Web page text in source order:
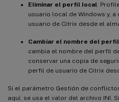
Eliminar el perfil local .
usuario local de Windows y,
usuario de Citrix desde el
Cambiar el nombre del
cambia el nombre del perfil
conservar una copia de
perfil de usuario de Citrix
Si el parámetro Gestión de
aquí, se usa el valor del archivo INI.